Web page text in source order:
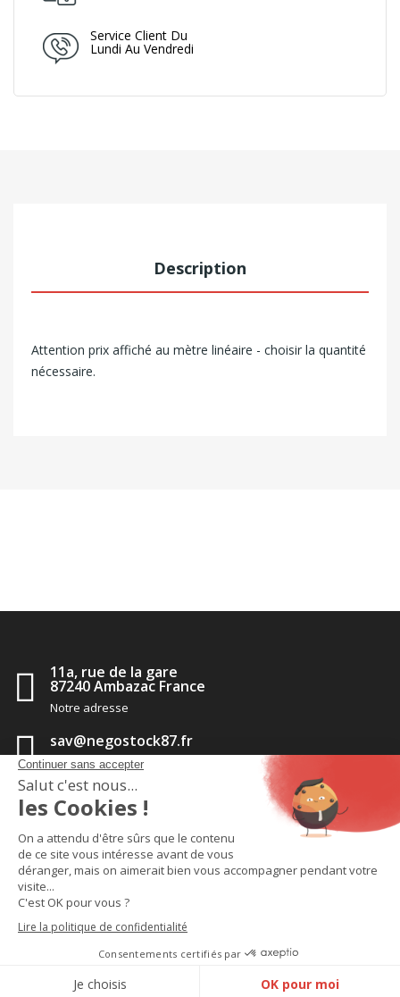
Service Client Du
Lundi Au Vendredi
Description
Attention prix affiché au mètre linéaire - choisir la quantité
nécessaire.
11a, rue de la gare
87240 Ambazac France
Notre adresse
sav@negostock87.fr
Contactez-nous
05 55 56 35 14
Appelez-nous
- CGV -